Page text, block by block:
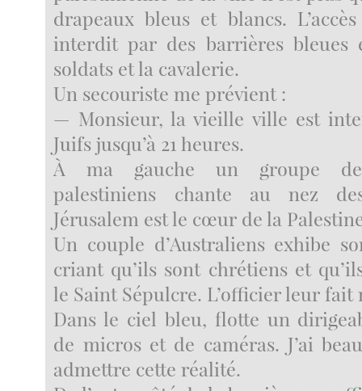
drapeaux bleus et blancs.
interdit par des barrières bleues
soldats et la cavalerie.
Un secouriste me prévient :
— Monsieur, la vieille ville est
Juifs jusqu’à 21 heures.
À ma gauche un groupe de
palestiniens chante au nez
Jérusalem est le cœur de la
Un couple d’Australiens exhibe
criant qu’ils sont chrétiens et
le Saint Sépulcre. L’officier leur fait
Dans le ciel bleu, flotte un
de micros et de caméras. J’ai
admettre cette réalité.